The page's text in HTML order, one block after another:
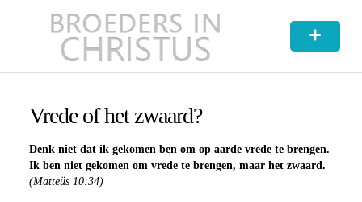
+
Vrede of het zwaard?
Denk niet dat ik gekomen ben om op aarde vrede te brengen.
Ik ben niet gekomen om vrede te brengen, maar het zwaard.
(Matteüs 10:34)